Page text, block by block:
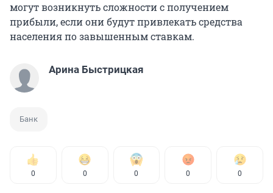
могут возникнуть сложности с получением
прибыли, если они будут привлекать средства
населения по завышенным ставкам.
Арина Быстрицкая
Банк
0 0 0 0 0